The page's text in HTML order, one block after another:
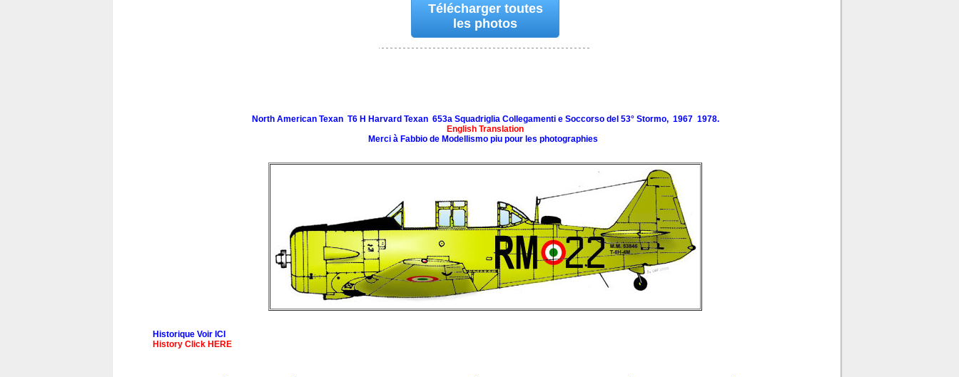
Télécharger toutes
les photos
North American Texan T6 H Harvard Texan 653a Squadriglia Collegamenti e Soccorso del 53° Stormo, 1967 1978.
English Translation
Merci à Fabbio de Modellismo piu pour les photographies
Historique Voir ICI
History Click HERE